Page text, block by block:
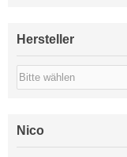
Hersteller
Nico